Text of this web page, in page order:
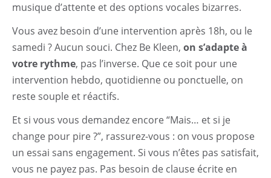
musique d’attente et des options vocales bizarres.
Vous avez besoin d’une intervention après 18h, ou le
samedi ? Aucun souci. Chez Be Kleen, on s’adapte à
votre rythme, pas l’inverse. Que ce soit pour une
intervention hebdo, quotidienne ou ponctuelle, on
reste souple et réactifs.
Et si vous vous demandez encore “Mais… et si je
change pour pire ?”, rassurez-vous : on vous propose
un essai sans engagement. Si vous n’êtes pas satisfait,
vous ne payez pas. Pas besoin de clause écrite en